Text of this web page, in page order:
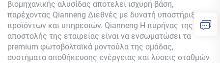
βιομηχανικής αλυσίδας αποτελεί ισχυρή βάση,
παρέχοντας Qianneng Διεθνές με δυνατή υποστήριξη
προϊόντων και υπηρεσιών. Qianneng Η πυρήνας της
αποστολής της εταιρείας είναι να ενσωματώσει τα
premium φωτοβολταϊκά μοντούλα της ομάδας,
συστήματα αποθήκευσης ενέργειας και λύσεις σταθμών